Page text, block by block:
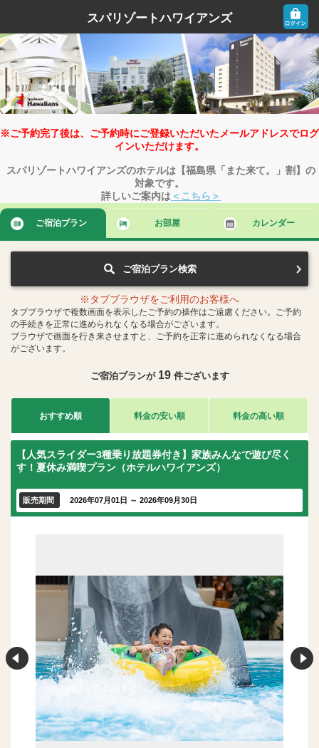
スパリゾートハワイアンズ
※ご予約完了後は、ご予約時にご登録いただいたメールアドレスでログ
インいただけます。
スパリゾートハワイアンズのホテルは【福島県「また来て。」割】の
対象です。
詳しいご案内は＜こちら＞
ご宿泊プラン お部屋 カレンダー
ご宿泊プラン検索
※タブブラウザをご利用のお客様へ
タブブラウザで複数画面を表示したご予約の操作はご遠慮ください。ご予約
の手続きを正常に進められなくなる場合がございます。
ブラウザで画面を行き来させますと、ご予約を正常に進められなくなる場合
がございます。
ご宿泊プランが 19件ございます
おすすめ順 料金の安い順 料金の高い順
【人気スライダー3種乗り放題券付き】家族みんなで遊び尽く
す！夏休み満喫プラン（ホテルハワイアンズ）
販売期間 2026年07月01日 ～ 2026年09月30日